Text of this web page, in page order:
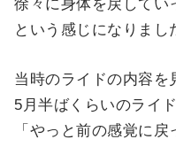
徐々に身体を戻してい
という感じになりまし
当時のライドの内容を
5月半ばくらいのライド
「やっと前の感覚に戻